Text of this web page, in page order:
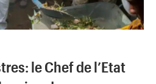
le Chef de l’Etat